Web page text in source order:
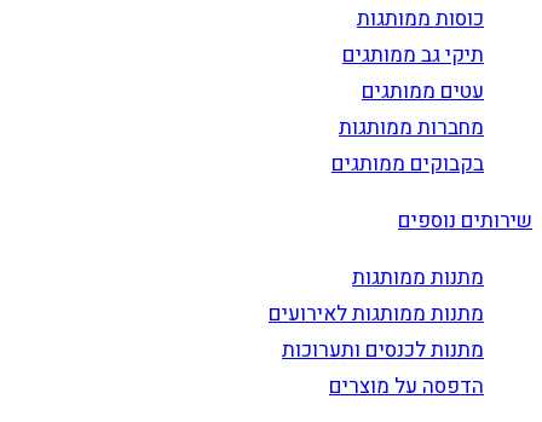
כוסות ממותגות
תיקי גב ממותגים
עטים ממותגים
מחברות ממותגות
בקבוקים ממותגים
שירותים נוספים
מתנות ממותגות
מתנות ממותגות לאירועים
מתנות לכנסים ותערוכות
הדפסה על מוצרים